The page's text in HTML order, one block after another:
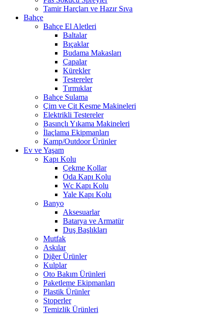
Tamir Harçları ve Hazır Sıva
Bahçe
Bahçe El Aletleri
Baltalar
Bıçaklar
Budama Makasları
Çapalar
Kürekler
Testereler
Tırmıklar
Bahçe Sulama
Çim ve Çit Kesme Makineleri
Elektrikli Testereler
Basınçlı Yıkama Makineleri
İlaçlama Ekipmanları
Kamp/Outdoor Ürünler
Ev ve Yaşam
Kapı Kolu
Çekme Kollar
Oda Kapı Kolu
Wc Kapı Kolu
Yale Kapı Kolu
Banyo
Aksesuarlar
Batarya ve Armatür
Duş Başlıkları
Mutfak
Askılar
Diğer Ürünler
Kulplar
Oto Bakım Ürünleri
Paketleme Ekipmanları
Plastik Ürünler
Stoperler
Temizlik Ürünleri